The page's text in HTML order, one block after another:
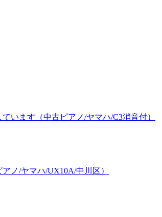
います（中古ピアノ/ヤマハ/C3消音付）
ノ/ヤマハ/UX10A/中川区）